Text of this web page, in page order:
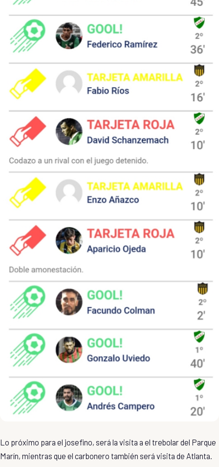
Lo próximo para el josefino, será la visita a el trebolar del Parque
Marín, mientras que el carbonero también será visita de Atlanta.